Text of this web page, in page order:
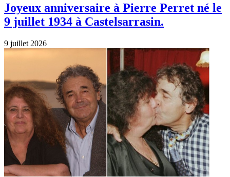
Joyeux anniversaire à Pierre Perret né le
9 juillet 1934 à Castelsarrasin.
9 juillet 2026